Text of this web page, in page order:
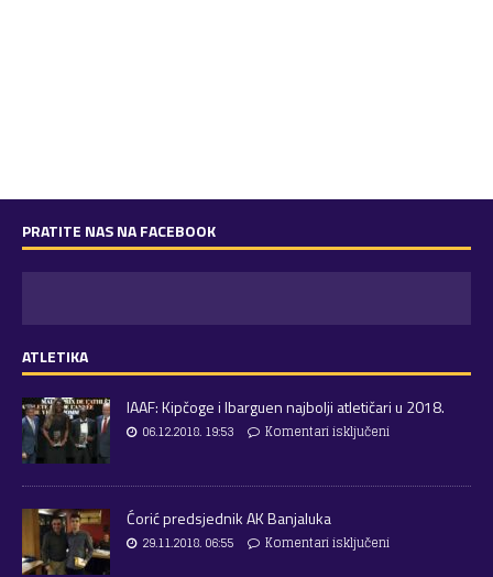
PRATITE NAS NA FACEBOOK
ATLETIKA
IAAF: Kipčoge i Ibarguen najbolji atletičari u 2018.
06.12.2018. 19:53 Komentari isključeni
Ćorić predsjednik AK Banjaluka
29.11.2018. 06:55 Komentari isključeni